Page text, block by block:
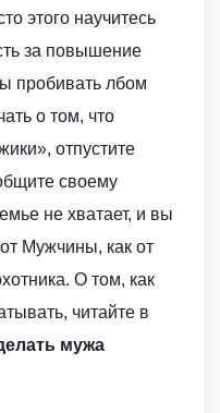
этого научитесь
за повышение
пробивать лбом
о том, что
отпустите
своему
не хватает, и вы
Мужчины, как от
О том, как
читайте в
мужа